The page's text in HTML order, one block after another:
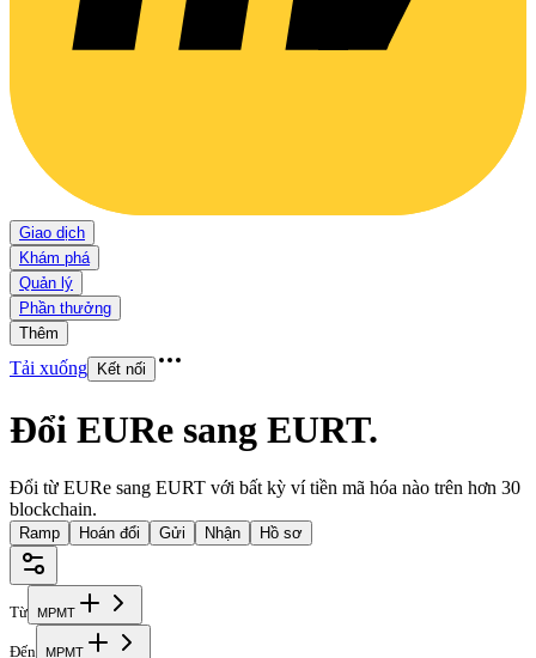
Giao dịch
Khám phá
Quản lý
Phần thưởng
Thêm
Tải xuống Kết nối
Đổi EURe sang EURT.
Đổi từ EURe sang EURT với bất kỳ ví tiền mã hóa nào trên hơn 30
blockchain.
Ramp Hoán đổi Gửi Nhận Hồ sơ
Từ MPMT
Đến MPMT